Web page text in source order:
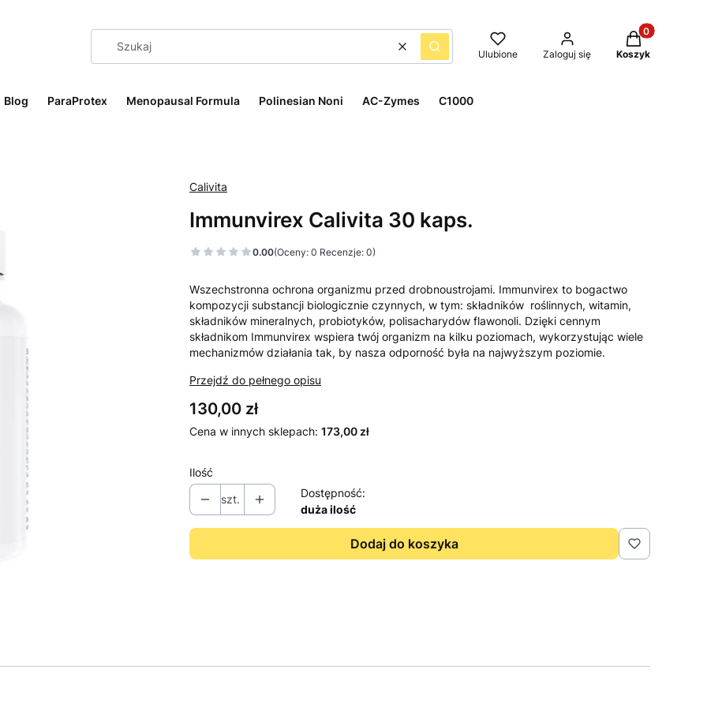
WyczyśćSzukaj Ulubione Zaloguj się
Produkty w
Koszyk
Blog ParaProtex Menopausal Formula Polinesian Noni AC-Zymes C1000
Calivita
Immunvirex Calivita 30 kaps.
0.00(Oceny: 0 Recenzje: 0)
Wszechstronna ochrona organizmu przed drobnoustrojami. Immunvirex to bogactwo
kompozycji substancji biologicznie czynnych, w tym: składników roślinnych, witamin,
składników mineralnych, probiotyków, polisacharydów flawonoli. Dzięki cennym
składnikom Immunvirex wspiera twój organizm na kilku poziomach, wykorzystując wiele
mechanizmów działania tak, by nasza odporność była na najwyższym poziomie.
Przejdź do pełnego opisu
Cena
130,00 zł
Cena w innych sklepach: 173,00 zł
Ilość
szt.
Dostępność:
duża ilość
Dodaj do koszyka